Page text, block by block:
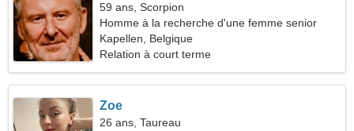
59 ans, Scorpion
Homme à la recherche d'une femme senior
Kapellen, Belgique
Relation à court terme
Zoe
26 ans, Taureau